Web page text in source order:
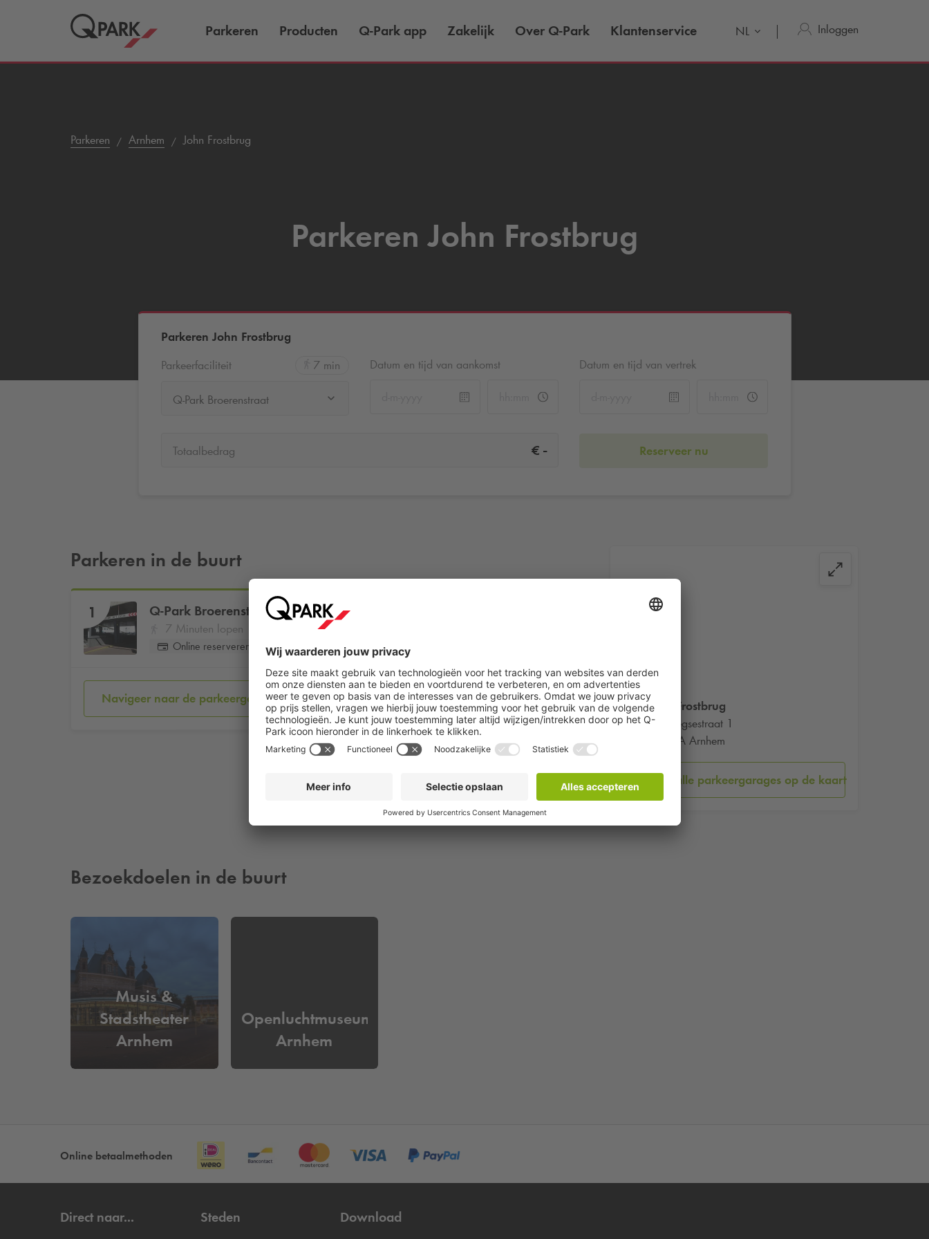
Parkeren Producten Q-Park app Zakelijk Over Q-Park Klantenservice NL Inloggen
Parkeren Arnhem John Frostbrug
Parkeren John Frostbrug
Parkeren John Frostbrug
Parkeerfaciliteit
7 min
Q-Park Broerenstraat
Datum en tijd van aankomst Datum en tijd van vertrek
Totaalbedrag € - Reserveer nu
John Frostbrug
Nijmeegsestraat 1
6828JA Arnhem
Bekijk alle parkeergarages op de kaart
Parkeren in de buurt
1 Q-Park Broerenstraat
7 Minuten lopen
Online reserveren
Navigeer naar de parkeergarage Reserveer nu
Bezoekdoelen in de buurt
Musis &
Stadstheater
Arnhem
Openluchtmuseum
Arnhem
Online betaalmethoden
Direct naar... Steden Download